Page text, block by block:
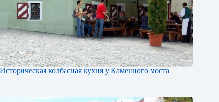
Историческая колбасная кухня у Каменного моста